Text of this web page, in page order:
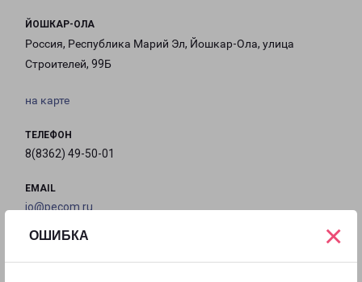
ОШИБКА ×
ЙОШКАР-ОЛА
Россия, Республика Марий Эл, Йошкар-Ола, улица
Строителей, 99Б
на карте
ТЕЛЕФОН
8(8362) 49-50-01
EMAIL
io@pecom.ru
ГРАФИК РАБОТЫ